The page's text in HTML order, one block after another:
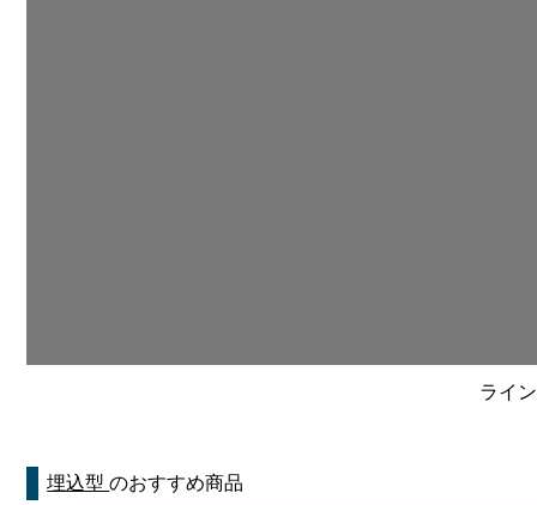
ライ
埋込型のおすすめ商品